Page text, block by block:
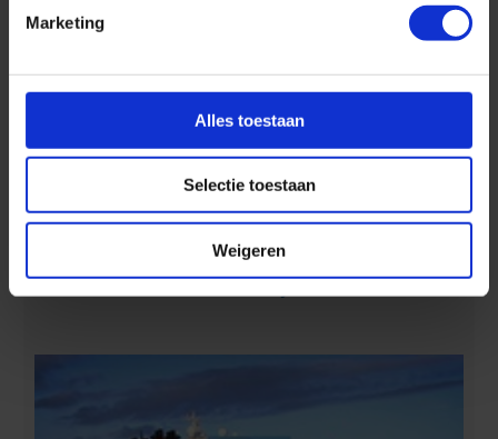
Marketing
Alles toestaan
Selectie toestaan
Weigeren
Ontdek 4 tropische eilanden in 7 dagen :-)